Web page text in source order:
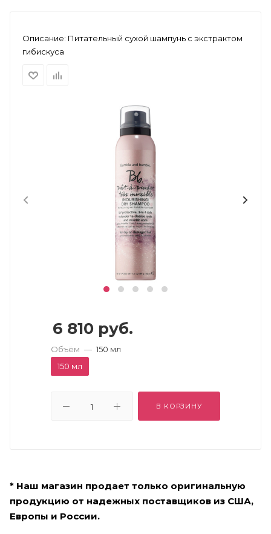
Описание: Питательный сухой шампунь с экстрактом
гибискуса
6 810 руб.
Объём — 150 мл
150 мл
В КОРЗИНУ
* Наш магазин продает только оригинальную
продукцию от надежных поставщиков из США,
Европы и России.